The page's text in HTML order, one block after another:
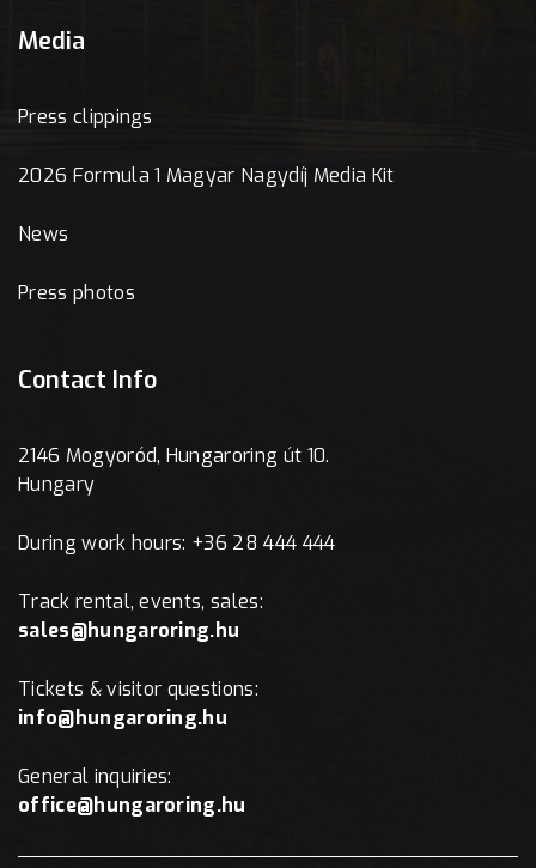
Media
Press clippings
2026 Formula 1 Magyar Nagydíj Media Kit
News
Press photos
Contact Info
2146 Mogyoród, Hungaroring út 10.
Hungary
During work hours: +36 28 444 444
Track rental, events, sales:
sales@hungaroring.hu
Tickets & visitor questions:
info@hungaroring.hu
General inquiries:
office@hungaroring.hu